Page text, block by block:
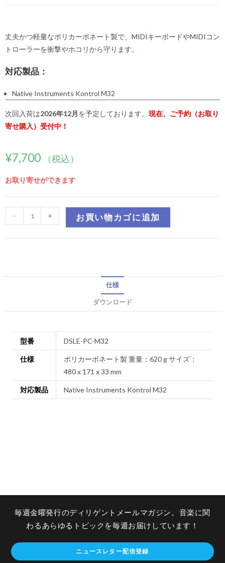
丈夫かつ軽量なポリカーボネート製で、MIDIキーボードやMIDIコン
トローラーを衝撃やホコリから守ります。
対応製品：
Native Instruments Kontrol M32
次回入荷は2026年12月を予定しております。 現在、ご予約（お取り
寄せ購入）受付中！
¥7,700 （税込）
お取り寄せができます
- + お買い物カゴに追加
仕様
ダウンロード
型番 DSLE-PC-M32
仕様
ポリカーボネート製 重量：620 g サイズ：
480 x 171 x 33 mm
対応製品 Native Instruments Kontrol M32
毎週金曜発行のディリゲントメールマガジン。音楽に関
わるあらゆるトピックを毎週お届けしています！
ニュースレター配信登録